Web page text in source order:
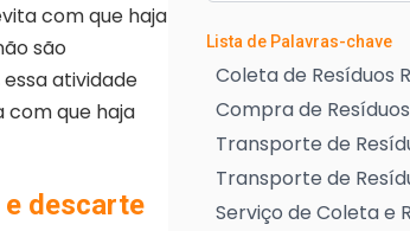
com que haja
são
atividade
que haja
descarte
Lista de Palavras-chave
Coleta de Resíduos
Compra de
Transporte de
Transporte de
Serviço de Coleta e